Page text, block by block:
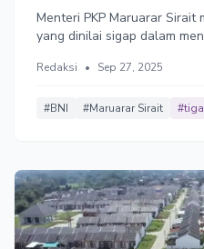
Menteri PKP Maruarar Sirait
yang dinilai sigap dalam
adanya sosialisasi KPP, BNI
percepatan penyediaan
Redaksi • Sep 27, 2025
#BNI #Maruarar Sirait